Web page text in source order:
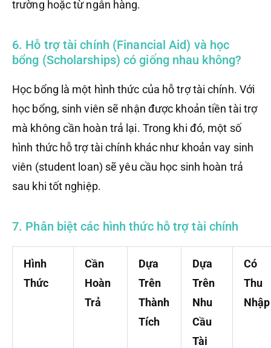
trường hoặc từ ngân hàng.
6. Hỗ trợ tài chính (Financial Aid) và học
bổng (Scholarships) có giống nhau không?
Học bổng là một hình thức của hỗ trợ tài chính. Với
học bổng, sinh viên sẽ nhận được khoản tiền tài trợ
mà không cần hoàn trả lại. Trong khi đó, một số
hình thức hỗ trợ tài chính khác như khoản vay sinh
viên (student loan) sẽ yêu cầu học sinh hoàn trả
sau khi tốt nghiệp.
7. Phân biệt các hình thức hỗ trợ tài chính
Hình
Thức
Cần
Hoàn
Trả
Dựa
Trên
Thành
Tích
Dựa
Trên
Nhu
Cầu
Tài
Có
Thu
Nhập